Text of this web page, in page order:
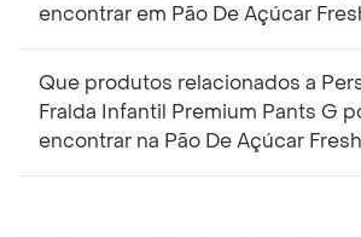
encontrar em Pão De Açúcar
Que produtos relacionados a
Fralda Infantil Premium Pants G
encontrar na Pão De Açúcar